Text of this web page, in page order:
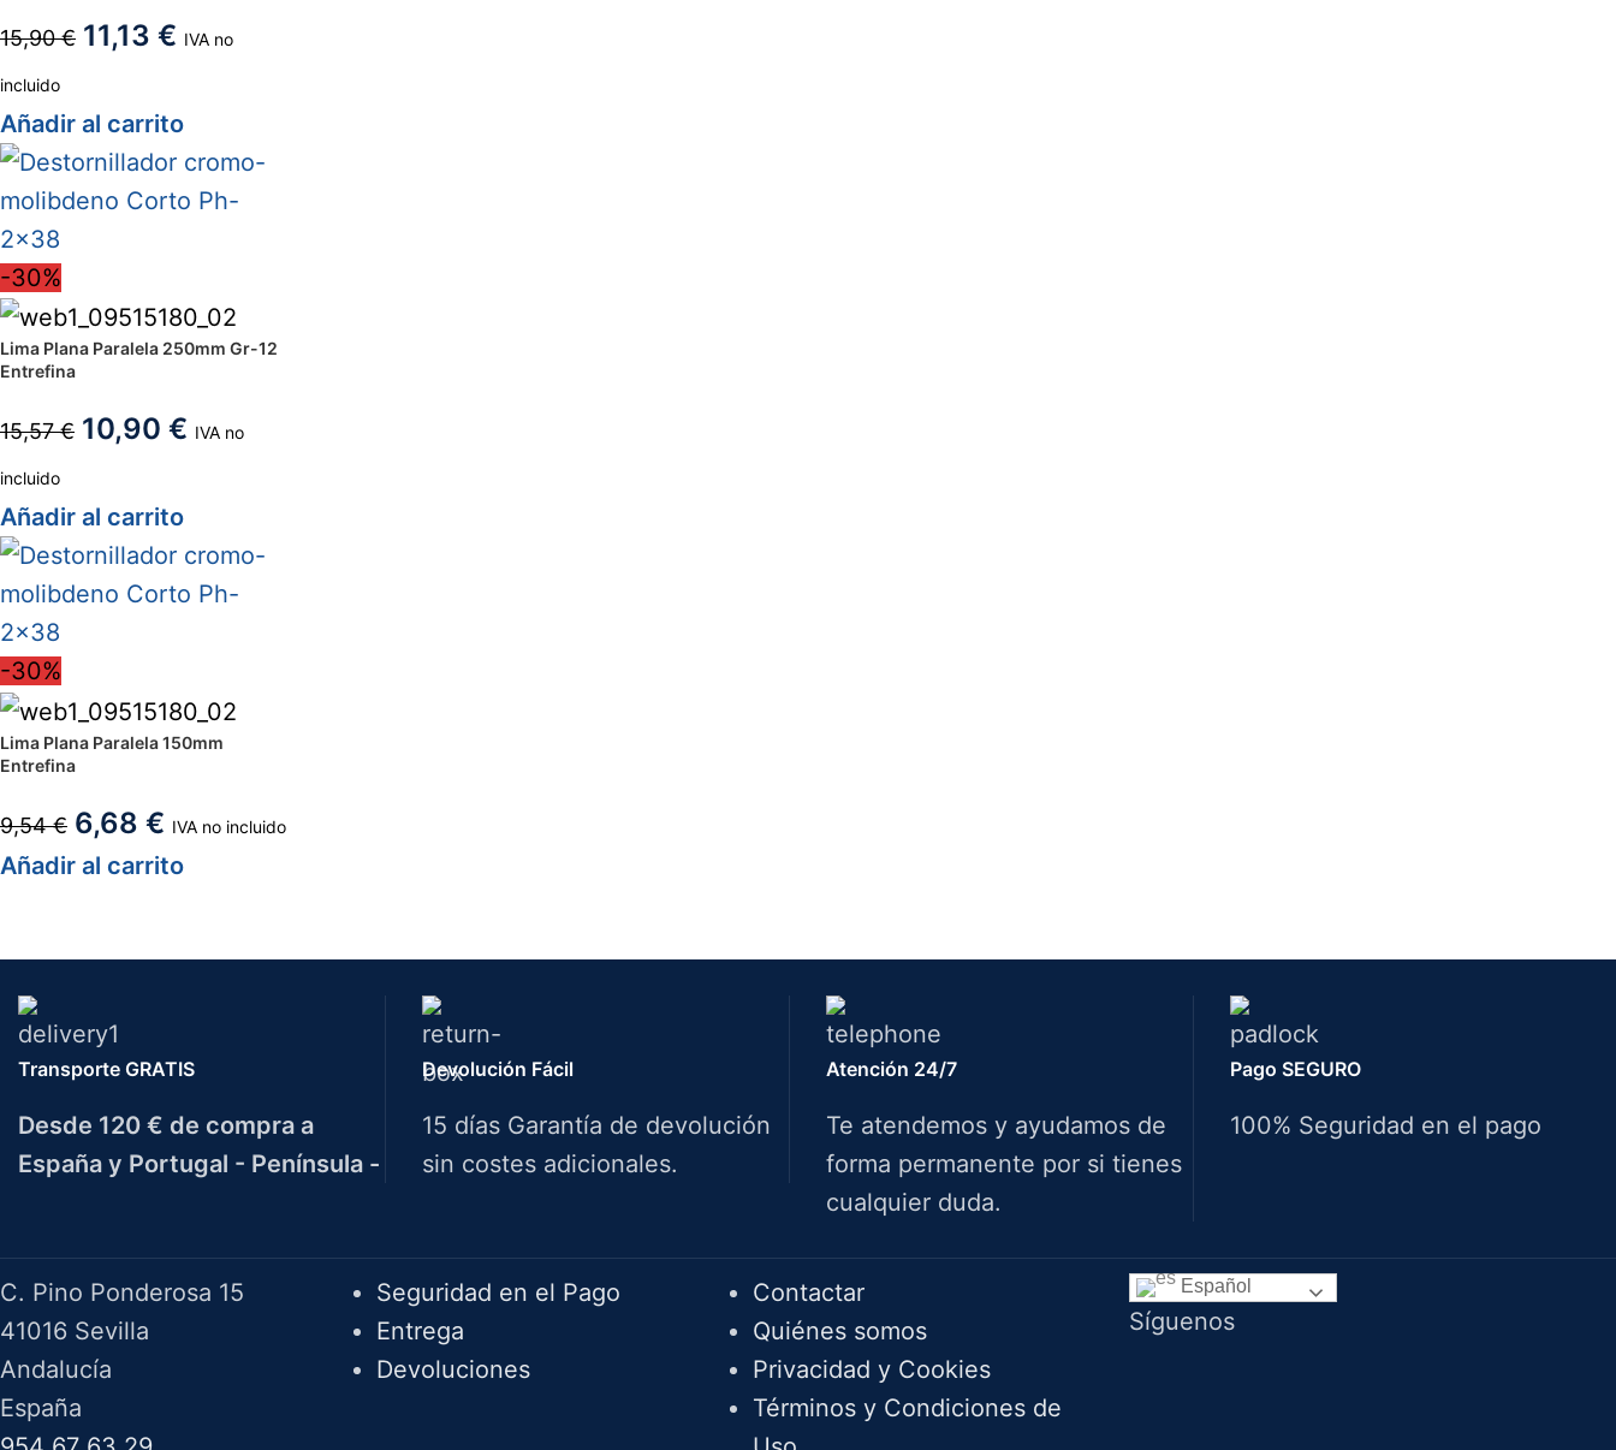
15,90€ 11,13 € IVA no
incluido
Añadir al carrito
-30%
Lima Plana Paralela 250mm Gr-12
Entrefina
15,57€ 10,90 € IVA no
incluido
Añadir al carrito
-30%
Lima Plana Paralela 150mm
Entrefina
9,54€ 6,68 € IVA no incluido
Añadir al carrito
Transporte GRATIS
Desde 120 € de compra a
España y Portugal - Península -
Devolución Fácil
15 días Garantía de devolución
sin costes adicionales.
Atención 24/7
Te atendemos y ayudamos de
forma permanente por si tienes
cualquier duda.
Pago SEGURO
100% Seguridad en el pago
C. Pino Ponderosa 15
41016 Sevilla
Andalucía
España
Seguridad en el Pago
Entrega
Devoluciones
Contactar
Quiénes somos
Privacidad y Cookies
Términos y Condiciones de
Idiomas
Español
Síguenos